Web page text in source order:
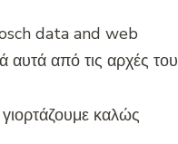
data and web
από τις αρχές του
καλώς